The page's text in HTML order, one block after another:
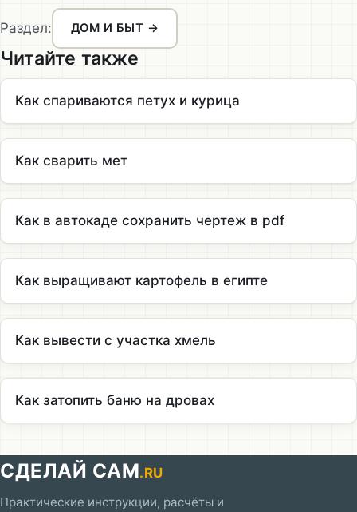
Раздел: ДОМ И БЫТ →
Читайте также
Как спариваются петух и курица
Как сварить мет
Как в автокаде сохранить чертеж в pdf
Как выращивают картофель в египте
Как вывести с участка хмель
Как затопить баню на дровах
СДЕЛАЙ САМ.RU
Практические инструкции, расчёты и